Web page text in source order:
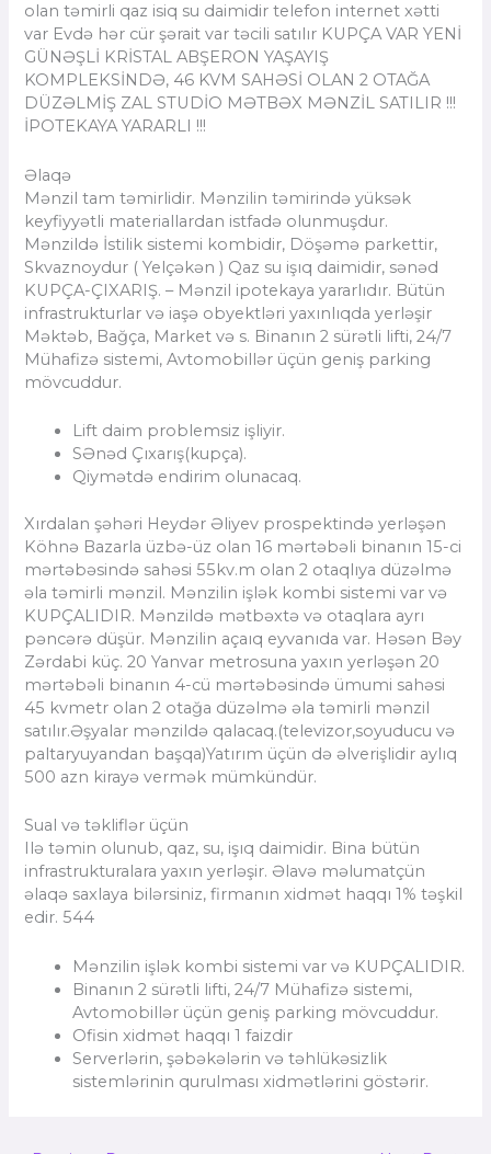
olan təmirli qaz isiq su daimidir telefon internet xətti
var Evdə hər cür şərait var təcili satılır KUPÇA VAR YENİ
GÜNƏŞLİ KRİSTAL ABŞERON YAŞAYIŞ
KOMPLEKSİNDƏ, 46 KVM SAHƏSİ OLAN 2 OTAĞA
DÜZƏLMİŞ ZAL STUDİO MƏTBƏX MƏNZİL SATILIR !!!
İPOTEKAYA YARARLI !!!
Əlaqə
Mənzil tam təmirlidir. Mənzilin təmirində yüksək
keyfiyyətli materiallardan istfadə olunmuşdur.
Mənzildə İstilik sistemi kombidir, Döşəmə parkettir,
Skvaznoydur ( Yelçəkən ) Qaz su işıq daimidir, sənəd
KUPÇA-ÇIXARIŞ. – Mənzil ipotekaya yararlıdır. Bütün
infrastrukturlar və iaşə obyektləri yaxınlıqda yerləşir
Məktəb, Bağça, Market və s. Binanın 2 sürətli lifti, 24/7
Mühafizə sistemi, Avtomobillər üçün geniş parking
mövcuddur.
Lift daim problemsiz işliyir.
SƏnəd Çıxarış(kupça).
Qiymətdə endirim olunacaq.
Xırdalan şəhəri Heydər Əliyev prospektində yerləşən
Köhnə Bazarla üzbə-üz olan 16 mərtəbəli binanın 15-ci
mərtəbəsində sahəsi 55kv.m olan 2 otaqlıya düzəlmə
əla təmirli mənzil. Mənzilin işlək kombi sistemi var və
KUPÇALIDIR. Mənzildə mətbəxtə və otaqlara ayrı
pəncərə düşür. Mənzilin açaıq eyvanıda var. Həsən Bəy
Zərdabi küç. 20 Yanvar metrosuna yaxın yerləşən 20
mərtəbəli binanın 4-cü mərtəbəsində ümumi sahəsi
45 kvmetr olan 2 otağa düzəlmə əla təmirli mənzil
satılır.Əşyalar mənzildə qalacaq.(televizor,soyuducu və
paltaryuyandan başqa)Yatırım üçün də əlverişlidir aylıq
500 azn kirayə vermək mümkündür.
Sual və təkliflər üçün
Ilə təmin olunub, qaz, su, işıq daimidir. Bina bütün
infrastrukturalara yaxın yerləşir. Əlavə məlumatçün
əlaqə saxlaya bilərsiniz, firmanın xidmət haqqı 1% təşkil
edir. 544
Mənzilin işlək kombi sistemi var və KUPÇALIDIR.
Binanın 2 sürətli lifti, 24/7 Mühafizə sistemi,
Avtomobillər üçün geniş parking mövcuddur.
Ofisin xidmət haqqı 1 faizdir
Serverlərin, şəbəkələrin və təhlükəsizlik
sistemlərinin qurulması xidmətlərini göstərir.